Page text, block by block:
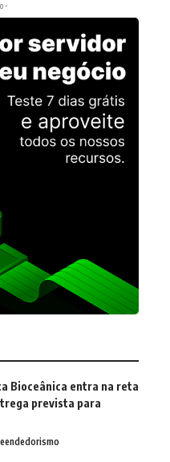
-
Bioceânica entra na reta
prevista para